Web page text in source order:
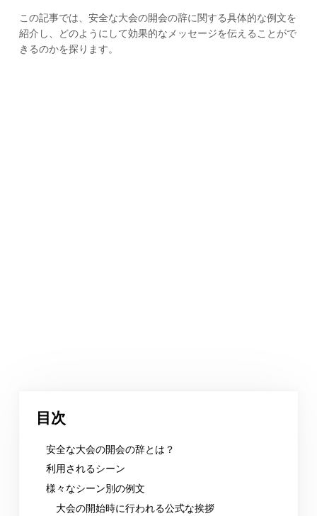
この記事では、安全な大会の開会の辞に関する具体的な例文を
紹介し、どのようにして効果的なメッセージを伝えることがで
きるのかを探ります。
目次
安全な大会の開会の辞とは？
利用されるシーン
様々なシーン別の例文
大会の開始時に行われる公式な挨拶